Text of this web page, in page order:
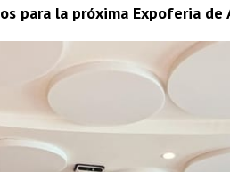
para la próxima Expoferia de